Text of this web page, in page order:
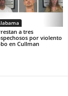
a tres
por violento
en Cullman